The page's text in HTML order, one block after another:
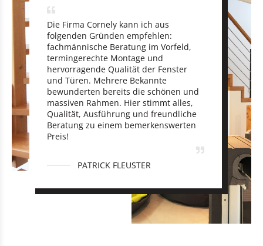
Die Firma Cornely kann ich aus
folgenden Gründen empfehlen:
fachmännische Beratung im Vorfeld,
termingerechte Montage und
hervorragende Qualität der Fenster
und Türen. Mehrere Bekannte
bewunderten bereits die schönen und
massiven Rahmen. Hier stimmt alles,
Qualität, Ausführung und freundliche
Beratung zu einem bemerkenswerten
Preis!
PATRICK FLEUSTER